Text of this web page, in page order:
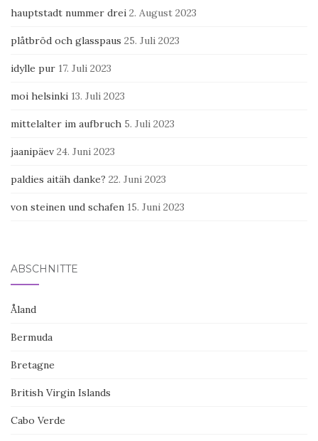
hauptstadt nummer drei 2. August 2023
plåtbröd och glasspaus 25. Juli 2023
idylle pur 17. Juli 2023
moi helsinki 13. Juli 2023
mittelalter im aufbruch 5. Juli 2023
jaanipäev 24. Juni 2023
paldies aitäh danke? 22. Juni 2023
von steinen und schafen 15. Juni 2023
ABSCHNITTE
Åland
Bermuda
Bretagne
British Virgin Islands
Cabo Verde